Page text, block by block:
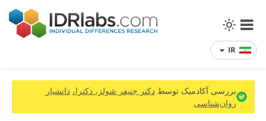
IR
بررسی آکادمیک توسطدکتر جنیفر شولز، دکترا، دانشیار
روان‌شناسی